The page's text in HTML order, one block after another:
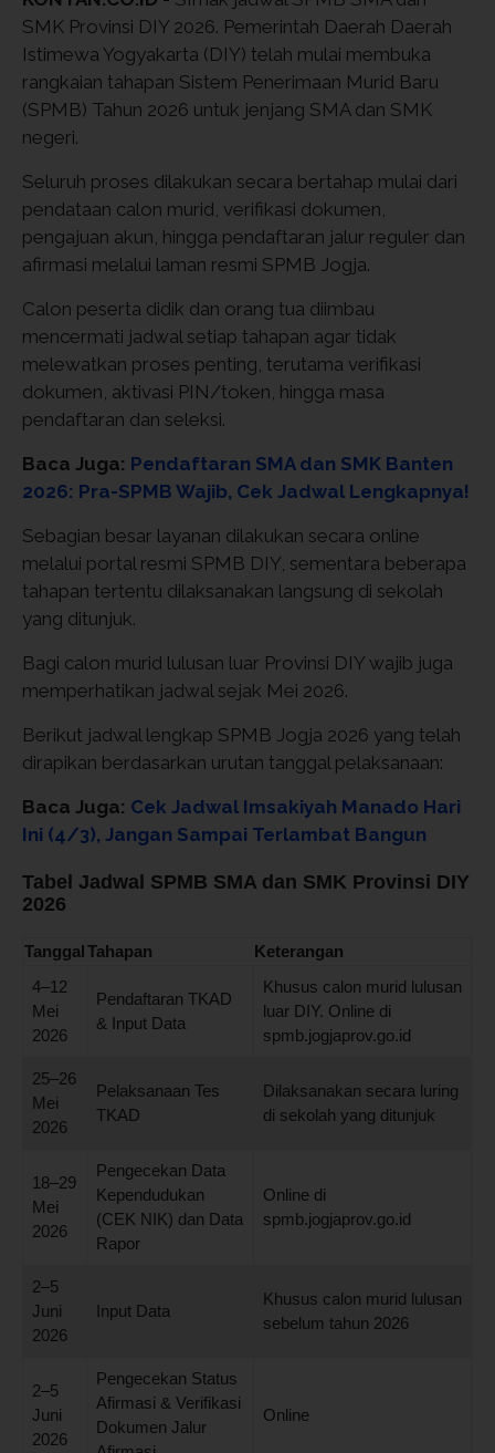
SMK Provinsi DIY 2026. Pemerintah Daerah Daerah
Istimewa Yogyakarta (DIY) telah mulai membuka
rangkaian tahapan Sistem Penerimaan Murid Baru
(SPMB) Tahun 2026 untuk jenjang SMA dan SMK
negeri.
Seluruh proses dilakukan secara bertahap mulai dari
pendataan calon murid, verifikasi dokumen,
pengajuan akun, hingga pendaftaran jalur reguler dan
afirmasi melalui laman resmi SPMB Jogja.
Calon peserta didik dan orang tua diimbau
mencermati jadwal setiap tahapan agar tidak
melewatkan proses penting, terutama verifikasi
dokumen, aktivasi PIN/token, hingga masa
pendaftaran dan seleksi.
Baca Juga: Pendaftaran SMA dan SMK Banten
2026: Pra-SPMB Wajib, Cek Jadwal Lengkapnya!
Sebagian besar layanan dilakukan secara online
melalui portal resmi SPMB DIY, sementara beberapa
tahapan tertentu dilaksanakan langsung di sekolah
yang ditunjuk.
Bagi calon murid lulusan luar Provinsi DIY wajib juga
memperhatikan jadwal sejak Mei 2026.
Berikut jadwal lengkap SPMB Jogja 2026 yang telah
dirapikan berdasarkan urutan tanggal pelaksanaan:
Baca Juga: Cek Jadwal Imsakiyah Manado Hari
Ini (4/3), Jangan Sampai Terlambat Bangun
Tabel Jadwal SPMB SMA dan SMK Provinsi DIY
2026
TanggalTahapan
Keterangan
4–12
Mei
2026
Pendaftaran TKAD
& Input Data
Khusus calon murid lulusan
luar DIY. Online di
spmb.jogjaprov.go.id
25–26
Mei
2026
Pelaksanaan Tes
TKAD
Dilaksanakan secara luring
di sekolah yang ditunjuk
18–29
Mei
2026
Pengecekan Data
Kependudukan
(CEK NIK) dan Data
Rapor
Online di
spmb.jogjaprov.go.id
2–5
Juni
2026
Input Data
Khusus calon murid lulusan
sebelum tahun 2026
2–5
Juni
2026
Pengecekan Status
Afirmasi & Verifikasi
Dokumen Jalur
Online